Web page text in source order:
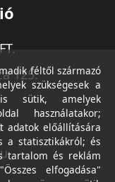
125.féltől származó
szükségesek a
sütik, amelyek
használatakor;
adatok előállítására
a statisztikákról; és
tartalom és reklám
elfogadása"